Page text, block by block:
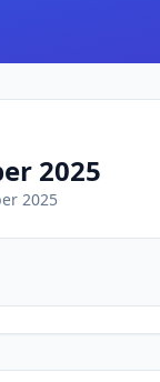
2025
2025